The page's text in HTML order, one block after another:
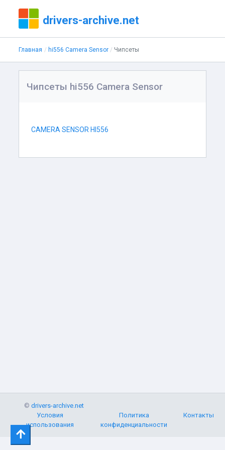
drivers-archive.net
Главная hi556 Camera Sensor Чипсеты
Чипсеты hi556 Camera Sensor
CAMERA SENSOR HI556
©drivers-archive.net
Условия
использования
Политика
конфиденциальности
Контакты